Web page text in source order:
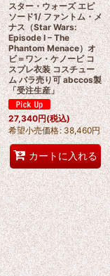
スター・ウォーズ エピ
ソード1/ ファントム・メ
ナス（Star Wars:
Episode I – The
Phantom Menace）オ
ビ＝ワン・ケノービ コ
スプレ衣装 コスチュー
ム バラ売り可 abccos製
「受注生産」
27,340円(税込)
希望小売価格: 38,460円
カートに入れる